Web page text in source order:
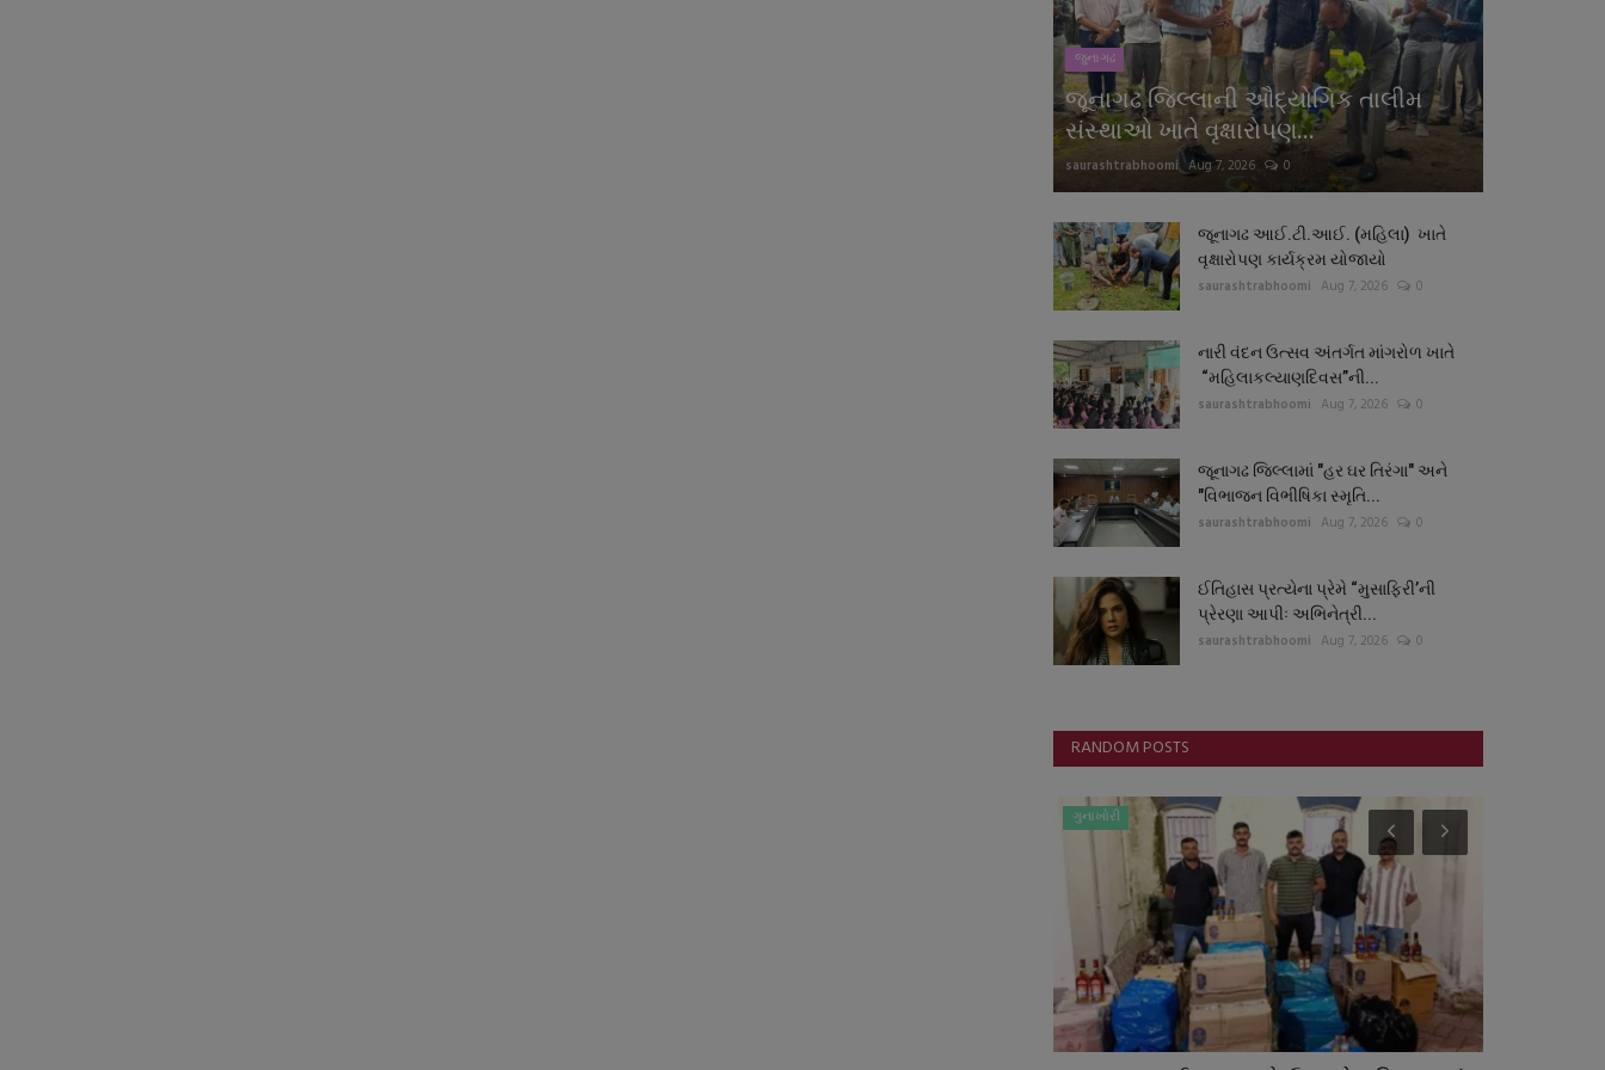
જુનાગઢ
જૂનાગઢ જિલ્લાની ઔદ્યોગિક તાલીમ
સંસ્થાઓ ખાતે વૃક્ષારોપણ...
saurashtrabhoomi Aug 7, 2026 0
જૂનાગઢ આઈ.ટી.આઈ. (મહિલા) ખાતે
વૃક્ષારોપણ કાર્યક્રમ યોજાયો
saurashtrabhoomi Aug 7, 2026 0
નારી વંદન ઉત્સવ અંતર્ગત માંગરોળ ખાતે
“મહિલાકલ્યાણદિવસ”ની...
saurashtrabhoomi Aug 7, 2026 0
જૂનાગઢ જિલ્લામાં "હર ઘર તિરંગા" અને
"વિભાજન વિભીષિકા સ્મૃતિ...
saurashtrabhoomi Aug 7, 2026 0
ઈતિહાસ પ્રત્યેના પ્રેમે “મુસાફિરી’ની
પ્રેરણા આપીઃ અભિનેત્રી...
saurashtrabhoomi Aug 7, 2026 0
RANDOM POSTS
ગુનાખોરી